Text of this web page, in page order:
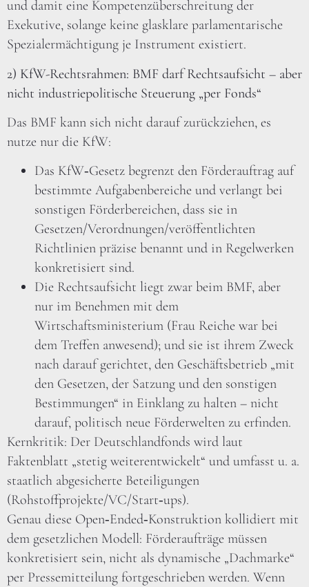
und damit eine Kompetenzüberschreitung der
Exekutive, solange keine glasklare parlamentarische
Spezialermächtigung je Instrument existiert.
2) KfW-Rechtsrahmen: BMF darf Rechtsaufsicht – aber
nicht industriepolitische Steuerung „per Fonds“
Das BMF kann sich nicht darauf zurückziehen, es
nutze nur die KfW:
Das KfW‑Gesetz begrenzt den Förderauftrag auf
bestimmte Aufgabenbereiche und verlangt bei
sonstigen Förderbereichen, dass sie in
Gesetzen/Verordnungen/veröffentlichten
Richtlinien präzise benannt und in Regelwerken
konkretisiert sind.
Die Rechtsaufsicht liegt zwar beim BMF, aber
nur im Benehmen mit dem
Wirtschaftsministerium (Frau Reiche war bei
dem Treffen anwesend); und sie ist ihrem Zweck
nach darauf gerichtet, den Geschäftsbetrieb „mit
den Gesetzen, der Satzung und den sonstigen
Bestimmungen“ in Einklang zu halten – nicht
darauf, politisch neue Förderwelten zu erfinden.
Kernkritik: Der Deutschlandfonds wird laut
Faktenblatt „stetig weiterentwickelt“ und umfasst u. a.
staatlich abgesicherte Beteiligungen
(Rohstoffprojekte/VC/Start‑ups).
Genau diese Open‑Ended‑Konstruktion kollidiert mit
dem gesetzlichen Modell: Förderaufträge müssen
konkretisiert sein, nicht als dynamische „Dachmarke“
per Pressemitteilung fortgeschrieben werden. Wenn